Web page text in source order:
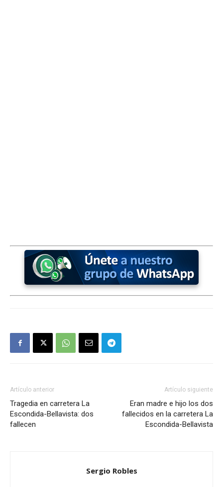
Artículo anterior
Tragedia en carretera La
Escondida-Bellavista: dos
fallecen
Artículo siguiente
Eran madre e hijo los dos
fallecidos en la carretera La
Escondida-Bellavista
Sergio Robles